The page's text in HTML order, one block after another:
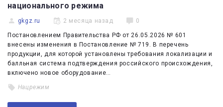
национального режима
gkgz.ru 2 месяца назад 0
Постановлением Правительства РФ от 26.05.2026 № 601
внесены изменения в Постановление № 719. В перечень
продукции, для которой установлены требования локализации и
балльная система подтверждения российского происхождения,
включено новое оборудование…
Нацрежим